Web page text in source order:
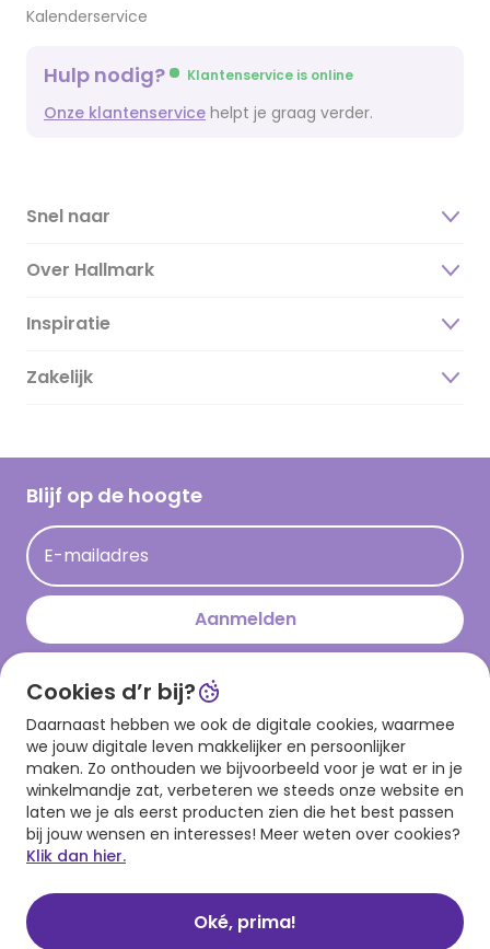
Kalenderservice
Hulp nodig? Klantenservice is online
Onze klantenservice helpt je graag verder.
Snel naar
Over Hallmark
Over ons
Duurzaamheid
Hallmark Kaartclub
Acties
Persberichten
Hallmark en Kinderpostzegels
Inspiratie
Magazine
Cadeau inspiratie
Kaartinspiratie
Zakelijk
Blijf op de hoogte
E-mailadres
Aanmelden
Download onze app
Cookies d’r bij?
Daarnaast hebben we ook de digitale cookies, waarmee
we jouw digitale leven makkelijker en persoonlijker
maken. Zo onthouden we bijvoorbeeld voor je wat er in je
winkelmandje zat, verbeteren we steeds onze website en
laten we je als eerst producten zien die het best passen
bij jouw wensen en interesses! Meer weten over cookies?
Klik dan hier.
Oké, prima!